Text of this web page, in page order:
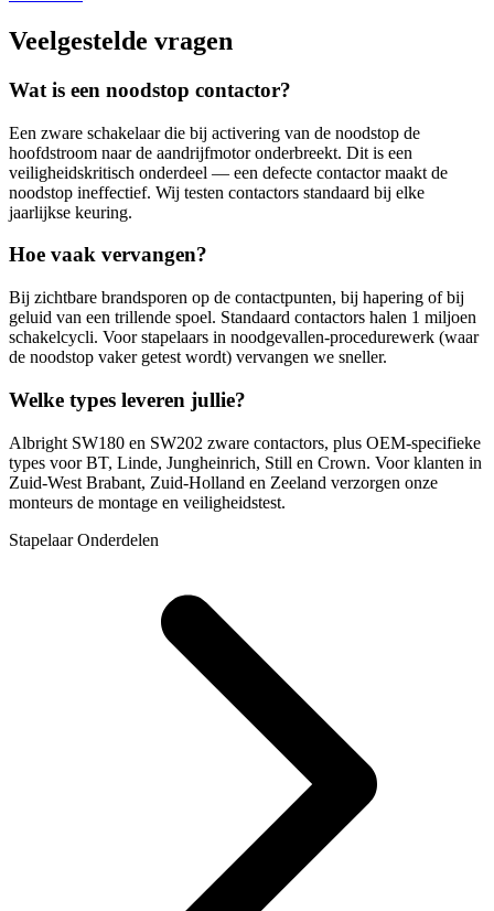
Veelgestelde vragen
Wat is een noodstop contactor?
Een zware schakelaar die bij activering van de noodstop de
hoofdstroom naar de aandrijfmotor onderbreekt. Dit is een
veiligheidskritisch onderdeel — een defecte contactor maakt de
noodstop ineffectief. Wij testen contactors standaard bij elke
jaarlijkse keuring.
Hoe vaak vervangen?
Bij zichtbare brandsporen op de contactpunten, bij hapering of bij
geluid van een trillende spoel. Standaard contactors halen 1 miljoen
schakelcycli. Voor stapelaars in noodgevallen-procedurewerk (waar
de noodstop vaker getest wordt) vervangen we sneller.
Welke types leveren jullie?
Albright SW180 en SW202 zware contactors, plus OEM-specifieke
types voor BT, Linde, Jungheinrich, Still en Crown. Voor klanten in
Zuid-West Brabant, Zuid-Holland en Zeeland verzorgen onze
monteurs de montage en veiligheidstest.
Stapelaar Onderdelen